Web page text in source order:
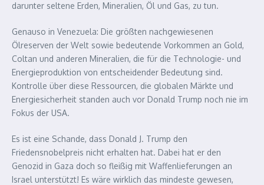
darunter seltene Erden, Mineralien, Öl und Gas, zu tun.
Genauso in Venezuela: Die größten nachgewiesenen
Ölreserven der Welt sowie bedeutende Vorkommen an Gold,
Coltan und anderen Mineralien, die für die Technologie- und
Energieproduktion von entscheidender Bedeutung sind.
Kontrolle über diese Ressourcen, die globalen Märkte und
Energiesicherheit standen auch vor Donald Trump noch nie im
Fokus der USA.
Es ist eine Schande, dass Donald J. Trump den
Friedensnobelpreis nicht erhalten hat. Dabei hat er den
Genozid in Gaza doch so fleißig mit Waffenlieferungen an
Israel unterstützt! Es wäre wirklich das mindeste gewesen,